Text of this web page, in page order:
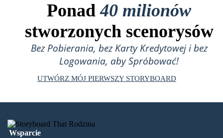
Ponad40 milionów
stworzonych scenorysów
Bez Pobierania, bez Karty Kredytowej i bez
Logowania, aby Spróbować!
UTWÓRZ MÓJ PIERWSZY STORYBOARD
Wsparcie